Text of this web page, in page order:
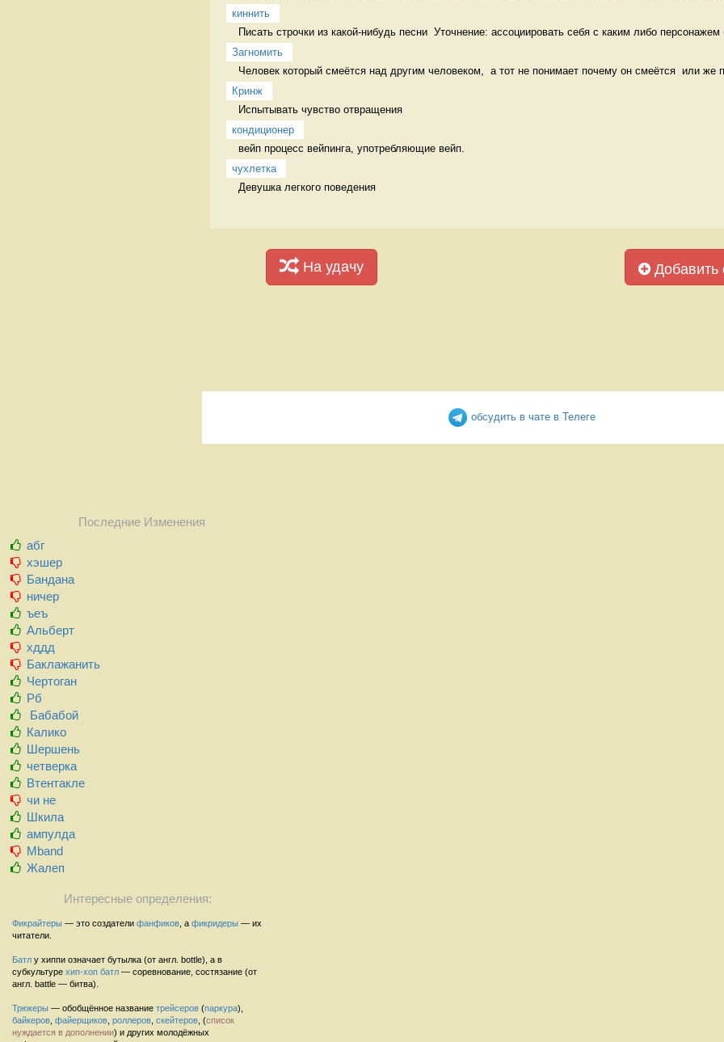
киннить
Писать строчки из какой-нибудь песни  Уточнение: ассоциировать себя с каким либо персонажем
Загномить
Человек который смеётся над другим человеком,  а тот не понимает почему он смеётся  или же
Кринж
Испытывать чувство отвращения
кондиционер
вейп процесс вейпинга, употребляющие вейп.
чухлетка
Девушка легкого поведения
На удачу Добавить
обсудить в чате в Телеге
Последние Изменения
абг
хэшер
Бандана
ничер
ъеъ
Альберт
хддд
Баклажанить
Чертоган
Рб
Бабабой
Калико
Шершень
четверка
Втентакле
чи не
Шкила
ампулда
Mband
Жалеп
Интересные определения:
Фикрайтеры — это создатели фанфиков , а фикридеры — их
читатели.
Батл у хиппи означает бутылка (от англ. bottle), а в
субкультуре хип-хоп батл — соревнование, состязание (от
англ. battle — битва).
Трюкеры — обобщённое название трейсеров (паркура),
байкеров файерщиков роллеров скейтеров , (список
нуждается в дополнении) и других молодёжных